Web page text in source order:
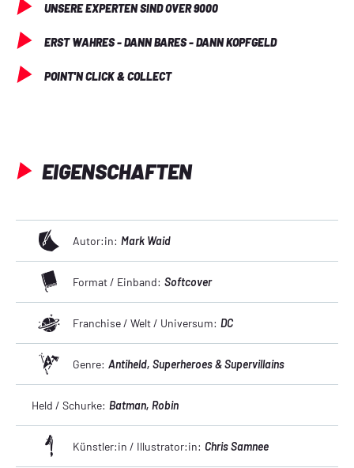
UNSERE EXPERTEN SIND OVER 9000
ERST WAHRES - DANN BARES - DANN KOPFGELD
POINT'N CLICK & COLLECT
EIGENSCHAFTEN
Autor:in: Mark Waid
Format / Einband: Softcover
Franchise / Welt / Universum: DC
Genre: Antiheld, Superheroes & Supervillains
Held / Schurke: Batman, Robin
Künstler:in / Illustrator:in: Chris Samnee